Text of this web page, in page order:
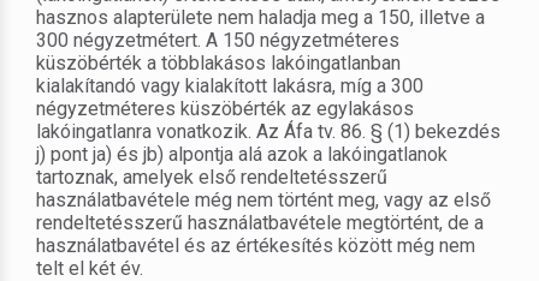
hasznos alapterülete nem haladja meg a 150, illetve a
300 négyzetmétert. A 150 négyzetméteres
küszöbérték a többlakásos lakóingatlanban
kialakítandó vagy kialakított lakásra, míg a 300
négyzetméteres küszöbérték az egylakásos
lakóingatlanra vonatkozik. Az Áfa tv. 86. § (1) bekezdés
j) pont ja) és jb) alpontja alá azok a lakóingatlanok
tartoznak, amelyek első rendeltetésszerű
használatbavétele még nem történt meg, vagy az első
rendeltetésszerű használatbavétele megtörtént, de a
használatbavétel és az értékesítés között még nem
telt el két év.